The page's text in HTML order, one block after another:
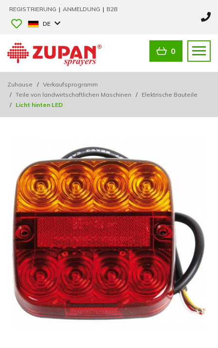
REGISTRIERUNG | ANMELDUNG | B2B
DE
0
Zuhause / Verkaufsprogramm
/ Teile von landwirtschaftlichen Maschinen / Elektrische Bauteile
/ Licht hinten LED